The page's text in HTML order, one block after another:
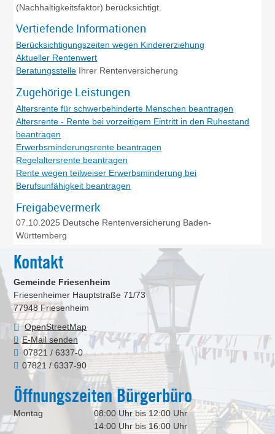
(Nachhaltigkeitsfaktor) berücksichtigt.
Vertiefende Informationen
Berücksichtigungszeiten wegen Kindererziehung
Aktueller Rentenwert
Beratungsstelle Ihrer Rentenversicherung
Zugehörige Leistungen
Altersrente für schwerbehinderte Menschen beantragen
Altersrente - Rente bei vorzeitigem Eintritt in den Ruhestand
beantragen
Erwerbsminderungsrente beantragen
Regelaltersrente beantragen
Rente wegen teilweiser Erwerbsminderung bei
Berufsunfähigkeit beantragen
Freigabevermerk
07.10.2025 Deutsche Rentenversicherung Baden-
Württemberg
Kontakt
Gemeinde Friesenheim
Friesenheimer Hauptstraße 71/73
77948 Friesenheim
OpenStreetMap
E-Mail senden
07821 / 6337-0
07821 / 6337-90
Öffnungszeiten Bürgerbüro
Montag
08:00 Uhr bis 12:00 Uhr
14:00 Uhr bis 16:00 Uhr